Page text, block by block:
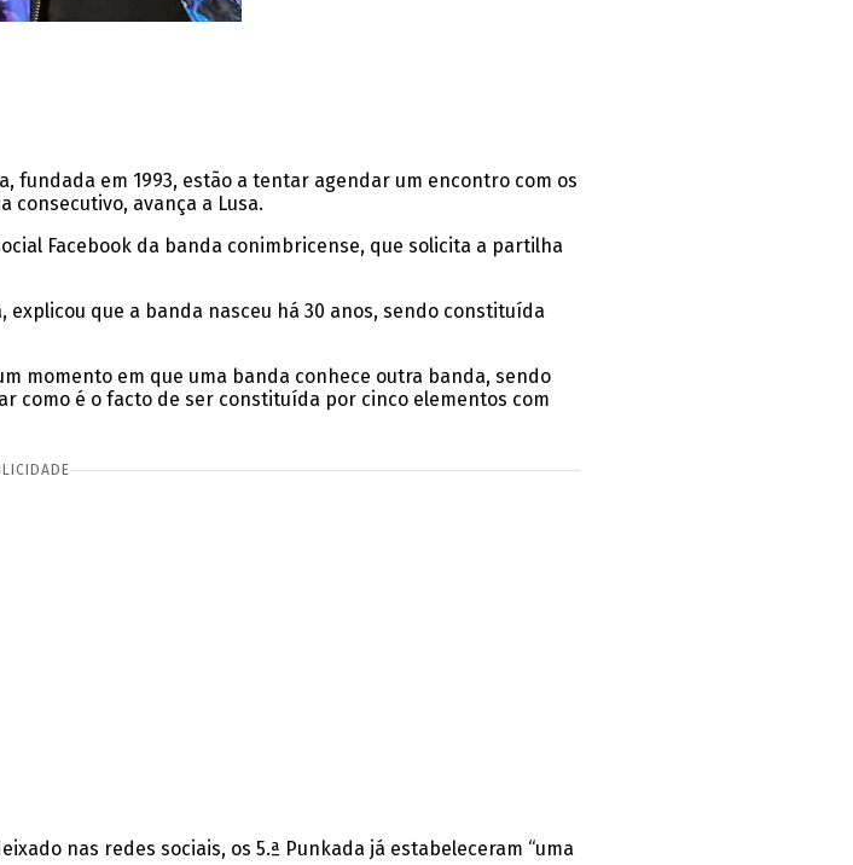
fundada em 1993, estão a tentar agendar um encontro com os
consecutivo, avança a Lusa.
Facebook da banda conimbricense, que solicita a partilha
explicou que a banda nasceu há 30 anos, sendo constituída
momento em que uma banda conhece outra banda, sendo
como é o facto de ser constituída por cinco elementos com
nas redes sociais, os 5.ª Punkada já estabeleceram “uma